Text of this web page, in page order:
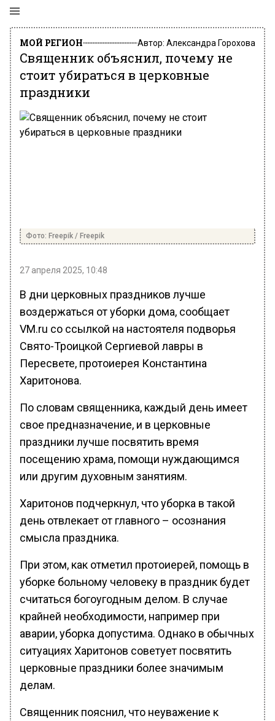
МОЙ РЕГИОН Автор: Александра Горохова
Священник объяснил, почему не
стоит убираться в церковные
праздники
Фото: Freepik / Freepik
27 апреля 2025, 10:48
В дни церковных праздников лучше
воздержаться от уборки дома, сообщает
VM.ru со ссылкой на настоятеля подворья
Свято-Троицкой Сергиевой лавры в
Пересвете, протоиерея Константина
Харитонова.
По словам священника, каждый день имеет
свое предназначение, и в церковные
праздники лучше посвятить время
посещению храма, помощи нуждающимся
или другим духовным занятиям.
Харитонов подчеркнул, что уборка в такой
день отвлекает от главного – осознания
смысла праздника.
При этом, как отметил протоиерей, помощь в
уборке больному человеку в праздник будет
считаться богоугодным делом. В случае
крайней необходимости, например при
аварии, уборка допустима. Однако в обычных
ситуациях Харитонов советует посвятить
церковные праздники более значимым
делам.
Священник пояснил, что неуважение к